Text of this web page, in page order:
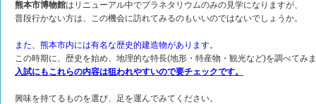
熊本市博物館はリニューアル中でプラネタリウムのみの見学になりますが、
普段行かない方は、この機会に訪れてみるのもいいのではないでしょうか。
また、熊本市内には有名な歴史的建造物があります。
この時期に、歴史を始め、地理的な特長(地形・特産物・観光など)を調べてみ
入試にもこれらの内容は狙われやすいので要チェックです。
興味を持てるものを選び、足を運んでみてください。